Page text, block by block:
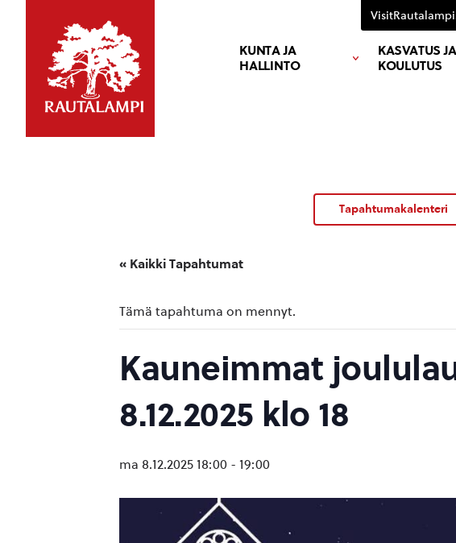
KUNTA JA
HALLINTO
KASVATUS JA
KOULUTUS
Tapahtumakalenteri
« Kaikki Tapahtumat
Tämä tapahtuma on mennyt.
Kauneimmat
8.12.2025 klo 18
ma 8.12.2025 18:00 - 19:00